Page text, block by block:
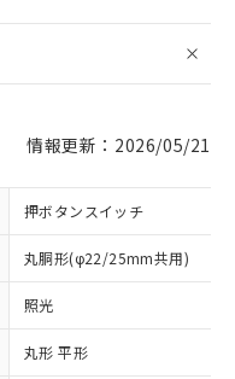
情報更新：2026/05/21
押ボタンスイッチ
丸胴形(φ22/25mm共用)
照光
丸形 平形